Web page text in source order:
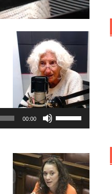
00:00
flecha
arriba/abajo
para